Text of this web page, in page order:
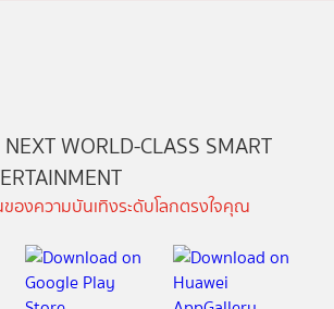
WORLD-CLASS SMART
องความบันเทิงระดับโลกตรงใจคุณ